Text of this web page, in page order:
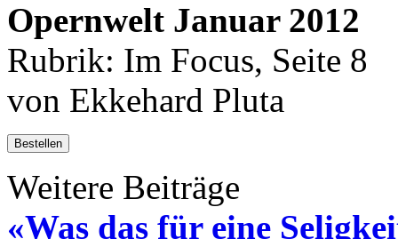
Opernwelt Januar 2012
Rubrik: Im Focus, Seite 8
von Ekkehard Pluta
Bestellen
Weitere Beiträge
«Was das für eine